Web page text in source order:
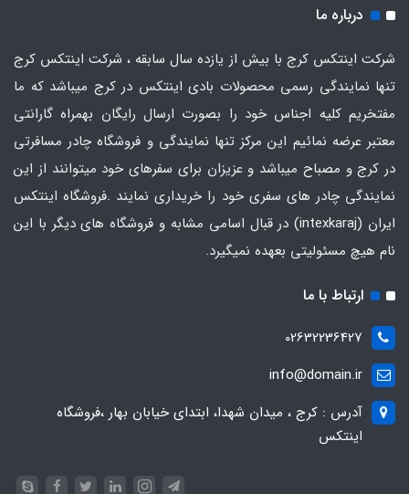
درباره ما
شرکت اینتکس کرج با بیش از یازده سال سابقه ، شرکت اینتکس کرج
تنها نمایندگی رسمی محصولات بادی اینتکس در کرج میباشد که ما
مفتخریم کلیه اجناس خود را بصورت ارسال رایگان بهمراه گارانتی
معتبر عرضه نمائیم این مرکز تنها نمایندگی و فروشگاه چادر مسافرتی
در کرج و مصباح میباشد و عزیزان برای سفرهای خود میتوانند از این
نمایندگی چادر های سفری خود را خریداری نمایند .فروشگاه اینتکس
ایران
(intexkaraj) در قبال اسامی مشابه و فروشگاه های دیگر با این
نام هیچ مسئولیتی بعهده نمیگیرد.
ارتباط با ما
02632236427
info@domain.ir
آدرس : کرج ، میدان شهدا، ابتدای خیابان بهار ،فروشگاه
اینتکس